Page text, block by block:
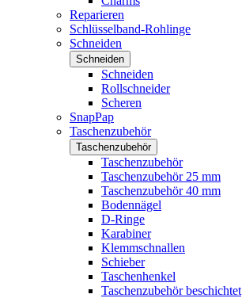
Reparieren
Schlüsselband-Rohlinge
Schneiden
Schneiden
Schneiden
Rollschneider
Scheren
SnapPap
Taschenzubehör
Taschenzubehör
Taschenzubehör
Taschenzubehör 25 mm
Taschenzubehör 40 mm
Bodennägel
D-Ringe
Karabiner
Klemmschnallen
Schieber
Taschenhenkel
Taschenzubehör beschichtet